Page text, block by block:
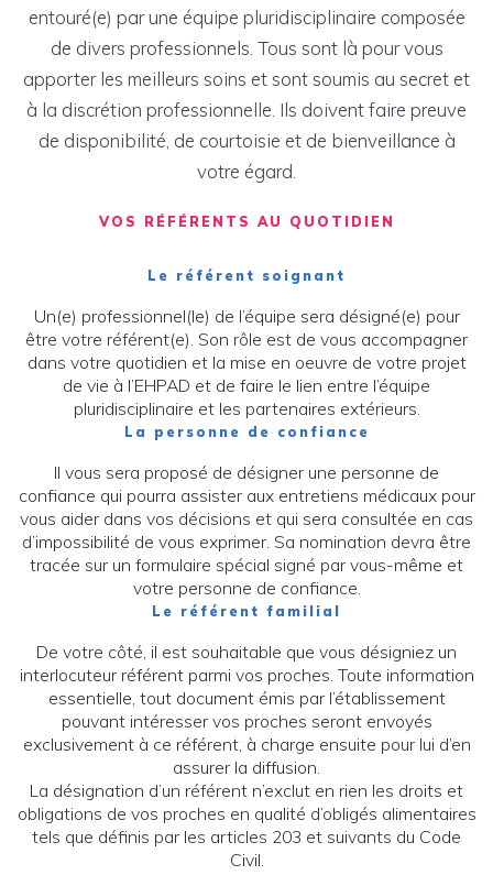
entouré(e) par une équipe pluridisciplinaire composée
de divers professionnels. Tous sont là pour vous
apporter les meilleurs soins et sont soumis au secret et
à la discrétion professionnelle. Ils doivent faire preuve
de disponibilité, de courtoisie et de bienveillance à
votre égard.
VOS RÉFÉRENTS AU QUOTIDIEN
Le référent soignant
Un(e) professionnel(le) de l’équipe sera désigné(e) pour
être votre référent(e). Son rôle est de vous accompagner
dans votre quotidien et la mise en oeuvre de votre projet
de vie à l’EHPAD et de faire le lien entre l’équipe
pluridisciplinaire et les partenaires extérieurs.
La personne de confiance
Il vous sera proposé de désigner une personne de
confiance qui pourra assister aux entretiens médicaux pour
vous aider dans vos décisions et qui sera consultée en cas
d’impossibilité de vous exprimer. Sa nomination devra être
tracée sur un formulaire spécial signé par vous-même et
votre personne de confiance.
Le référent familial
De votre côté, il est souhaitable que vous désigniez un
interlocuteur référent parmi vos proches. Toute information
essentielle, tout document émis par l’établissement
pouvant intéresser vos proches seront envoyés
exclusivement à ce référent, à charge ensuite pour lui d’en
assurer la diffusion.
La désignation d’un référent n’exclut en rien les droits et
obligations de vos proches en qualité d’obligés alimentaires
tels que définis par les articles 203 et suivants du Code
Civil.